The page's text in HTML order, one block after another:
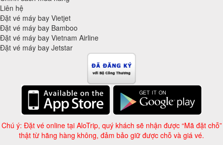
Liên hệ
Đặt vé máy bay Vietjet
Đặt vé máy bay Bamboo
Đặt vé máy bay Vietnam Airline
Đặt vé máy bay Jetstar
Chú ý: Đặt vé online tại AloTrip, quý khách sẽ nhận được “Mã đặt chỗ”
thật từ hãng hàng không, đảm bảo giữ được chỗ và giá vé.